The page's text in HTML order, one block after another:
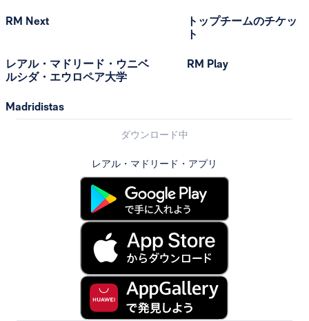
RM Next
レアル・マドリード・ウニベ
ルシダ・エウロペア大学
Madridistas
トップチームのチケッ
ト
RM Play
ダウンロード中
レアル・マドリード・アプリ